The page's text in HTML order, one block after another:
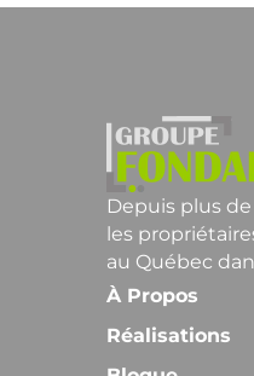
Depuis plus
les
au Québec
À Propos
Réalisations